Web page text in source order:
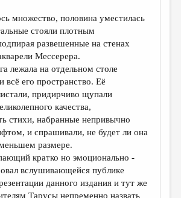
множество, половина уместилась
стояли плотным
развешенные на стенах
Мессерера.
лежала на отдельном столе
всё его пространство. Её
придирчиво щупали
качества,
стихи, набранные непривычно
и спрашивали, не будет ли она
размере.
кратко но эмоционально -
вслушивающейся публике
данного издания и тут же
Тарусы непременно назвать